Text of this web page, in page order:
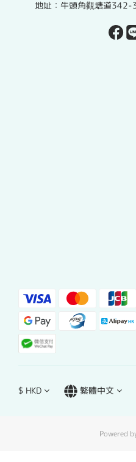
地址：牛頭角觀塘道
$ HKD 繁體中文
Powered